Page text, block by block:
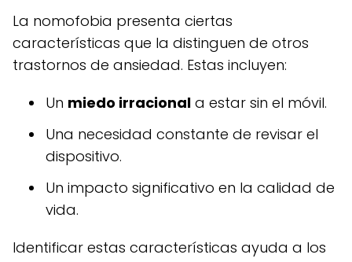
La nomofobia presenta ciertas
características que la distinguen de otros
trastornos de ansiedad. Estas incluyen:
Un miedo irracional a estar sin el móvil.
Una necesidad constante de revisar el
dispositivo.
Un impacto significativo en la calidad de
vida.
Identificar estas características ayuda a los